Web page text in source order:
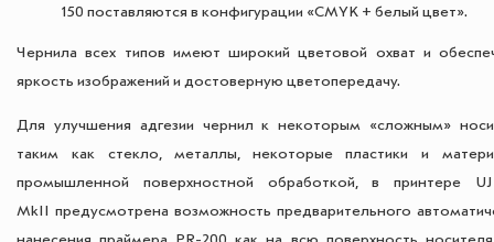
150 поставляются в конфигурации «CMYK + белый цвет».
Чернила всех типов имеют широкий цветовой охват и
яркость изображений и достоверную цветопередачу.
Для улучшения адгезии чернил к некоторым «сложным»
таким как стекло, металлы, некоторые пластики и
промышленной поверхностной обработкой, в принтере
MkII предусмотрена возможность предварительного